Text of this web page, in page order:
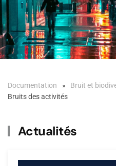
Documentation Bruit et
Bruits des activités
Actualités